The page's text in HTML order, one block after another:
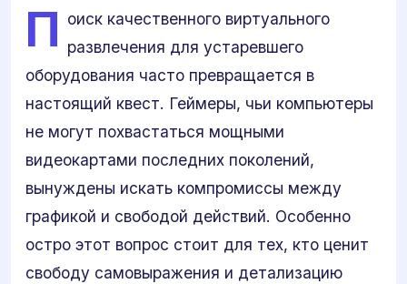
П оиск качественного виртуального
развлечения для устаревшего
оборудования часто превращается в
настоящий квест. Геймеры, чьи компьютеры
не могут похвастаться мощными
видеокартами последних поколений,
вынуждены искать компромиссы между
графикой и свободой действий. Особенно
остро этот вопрос стоит для тех, кто ценит
свободу самовыражения и детализацию